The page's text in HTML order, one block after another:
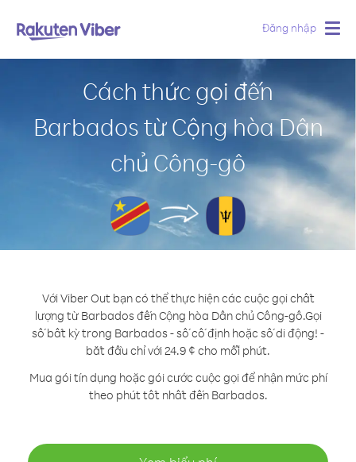
Đăng nhập
Cách thức gọi đến
Barbados từ Cộng hòa Dân
chủ Công-gô
Với Viber Out bạn có thể thực hiện các cuộc gọi chất
lượng từ Barbados đến Cộng hòa Dân chủ Công-gô.Gọi
số bất kỳ trong Barbados - số cố định hoặc số di động! -
bắt đầu chỉ với 24.9 ¢ cho mỗi phút.
Mua gói tín dụng hoặc gói cước cuộc gọi để nhận mức phí
theo phút tốt nhất đến Barbados.